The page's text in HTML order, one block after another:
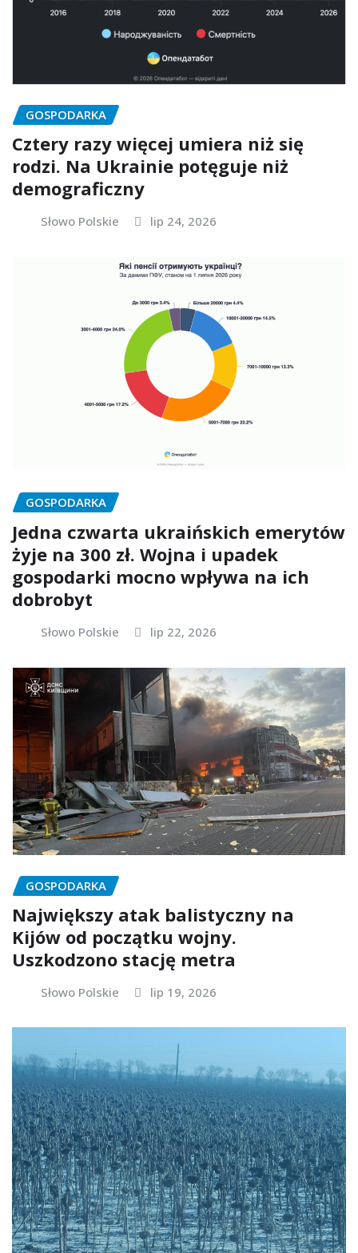
GOSPODARKA
Cztery razy więcej umiera niż się
rodzi. Na Ukrainie potęguje niż
demograficzny
Słowo Polskie lip 24, 2026
GOSPODARKA
Jedna czwarta ukraińskich emerytów
żyje na 300 zł. Wojna i upadek
gospodarki mocno wpływa na ich
dobrobyt
Słowo Polskie lip 22, 2026
GOSPODARKA
Największy atak balistyczny na
Kijów od początku wojny.
Uszkodzono stację metra
Słowo Polskie lip 19, 2026